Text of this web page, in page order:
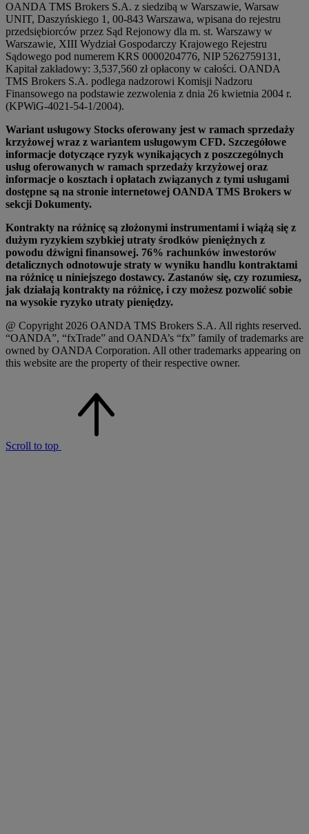
OANDA TMS Brokers S.A. z siedzibą w Warszawie, Warsaw
UNIT, Daszyńskiego 1, 00-843 Warszawa, wpisana do rejestru
przedsiębiorców przez Sąd Rejonowy dla m. st. Warszawy w
Warszawie, XIII Wydział Gospodarczy Krajowego Rejestru
Sądowego pod numerem KRS 0000204776, NIP 5262759131,
Kapitał zakładowy: 3,537,560 zł opłacony w całości. OANDA
TMS Brokers S.A. podlega nadzorowi Komisji Nadzoru
Finansowego na podstawie zezwolenia z dnia 26 kwietnia 2004 r.
(KPWiG-4021-54-1/2004).
Wariant usługowy Stocks oferowany jest w ramach sprzedaży
krzyżowej wraz z wariantem usługowym CFD. Szczegółowe
informacje dotyczące ryzyk wynikających z poszczególnych
usług oferowanych w ramach sprzedaży krzyżowej oraz
informacje o kosztach i opłatach związanych z tymi usługami
dostępne są na stronie internetowej OANDA TMS Brokers w
sekcji Dokumenty.
Kontrakty na różnicę są złożonymi instrumentami i wiążą się z
dużym ryzykiem szybkiej utraty środków pieniężnych z
powodu dźwigni finansowej. 76% rachunków inwestorów
detalicznych odnotowuje straty w wyniku handlu kontraktami
na różnicę u niniejszego dostawcy. Zastanów się, czy rozumiesz,
jak działają kontrakty na różnicę, i czy możesz pozwolić sobie
na wysokie ryzyko utraty pieniędzy.
@ Copyright 2026 OANDA TMS Brokers S.A. All rights reserved.
“OANDA”, “fxTrade” and OANDA’s “fx” family of trademarks are
owned by OANDA Corporation. All other trademarks appearing on
this website are the property of their respective owner.
Scroll to top